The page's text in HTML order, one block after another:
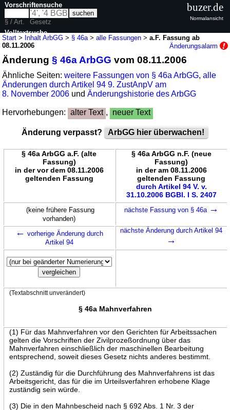
Start > Inhalt ArbGG > § 46a >alle Fassungen >a.F. Fassung ab
08.11.2006
Änderungsalarm
Änderung§ 46a ArbGG vom 08.11.2006
Ähnliche Seiten:weitere Fassungen von § 46a ArbGG,alle
Änderungen durch Artikel 94 9. ZustAnpV am
8. November 2006 undÄnderungshistorie des ArbGG
Hervorhebungen: alter Text , neuer Text
Änderung verpasst? ArbGG hier überwachen!
§ 46a ArbGG a.F. (alte
Fassung)
in der vor dem 08.11.2006
geltenden Fassung
§ 46a ArbGG n.F. (neue
Fassung)
in der am 08.11.2006
geltenden Fassung
durch Artikel 94 V. v.
31.10.2006 BGBl. I S. 2407
(keine frühere Fassung
vorhanden)
nächste Fassung von § 46a →
← vorherige Änderung durch
Artikel 94
nächste Änderung durch Artikel 94
→
(Textabschnitt unverändert)
§ 46a Mahnverfahren
(1) Für das Mahnverfahren vor den Gerichten für Arbeitssachen
gelten die Vorschriften der Zivilprozeßordnung über das
Mahnverfahren einschließlich der maschinellen Bearbeitung
entsprechend, soweit dieses Gesetz nichts anderes bestimmt.
(2) Zuständig für die Durchführung des Mahnverfahrens ist das
Arbeitsgericht, das für die im Urteilsverfahren erhobene Klage
zuständig sein würde.
(3) Die in den Mahnbescheid nach § 692 Abs. 1 Nr. 3 der
Vorschriftensuche
§ / Art.
Gesetz
Volltextsuche
buzer.de
Normalansicht